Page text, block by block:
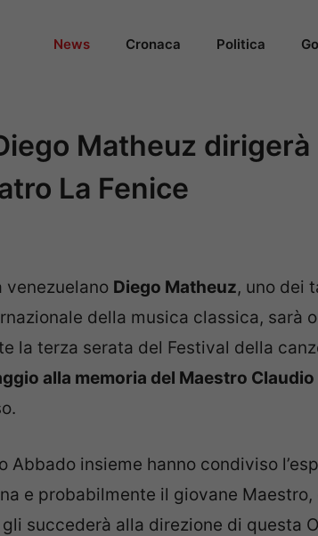
News Cronaca Politica
Matheuz dirigerà
La Fenice
venezuelano Diego Matheuz, uno dei
della musica classica, sarà
la terza serata del Festival della
alla memoria del Maestro
Abbado insieme hanno condiviso
e probabilmente il giovane
succederà alla direzione di questa